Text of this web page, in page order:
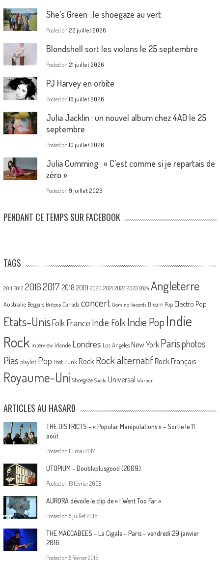
She’s Green : le shoegaze au vert
Posted on 22 juillet 2026
Blondshell sort les violons le 25 septembre
Posted on 21 juillet 2026
PJ Harvey en orbite
Posted on 16 juillet 2026
Julia Jacklin : un nouvel album chez 4AD le 25
septembre
Posted on 10 juillet 2026
Julia Cumming : « C’est comme si je repartais de
zéro »
Posted on 9 juillet 2026
PENDANT CE TEMPS SUR FACEBOOK
TAGS
2011 2012 20162017 2018 2019 2020 2021 2022 2023 2024 Angleterre
Australie Beggars Britpop Canada concert Domino Records Dream Pop Electro Pop
Etats-UnisFolk France Indie FolkIndie PopIndie
Rock interview Irlande Londres Los Angeles New York Parisphotos
Pias playlist Pop Post Punk Rock Rock alternatif Rock Français
Royaume-Uni Shoegaze Suède Universal Warner
ARTICLES AU HASARD
THE DISTRICTS – « Popular Manipulations » – Sortie le 11
août
Posted on 10 mai 2017
UTOPIUM – Doubleplusgood (2009)
Posted on 13 février 2009
AURORA dévoile le clip de « I Went Too Far »
Posted on 5 juillet 2016
THE MACCABEES – La Cigale – Paris – vendredi 29 janvier
2016
Posted on 5 février 2016